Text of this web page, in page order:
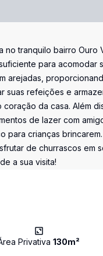
no tranquilo bairro
para acomodar
arejadas,
refeições e
da casa. Além
de lazer com
para crianças
de churrascos em
a sua visita!
Privativa130m²